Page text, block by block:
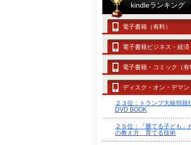
kindleランキング
電子書籍（有料）
電子書籍ビジネス・経済
電子書籍・コミック（有
ディスク・オン・デマ
２３位：トランプ大統領就
DVD BOOK
２５位：「勝てる子ども」
の教え方 育てる技術